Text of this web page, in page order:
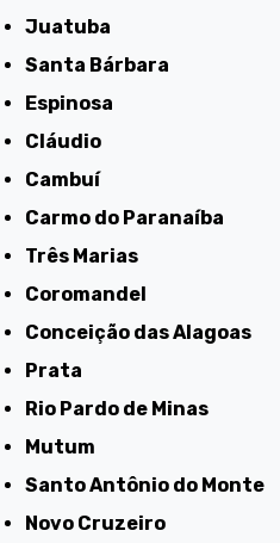
Juatuba
Santa Bárbara
Espinosa
Cláudio
Cambuí
Carmo do Paranaíba
Três Marias
Coromandel
Conceição das Alagoas
Prata
Rio Pardo de Minas
Mutum
Santo Antônio do Monte
Novo Cruzeiro